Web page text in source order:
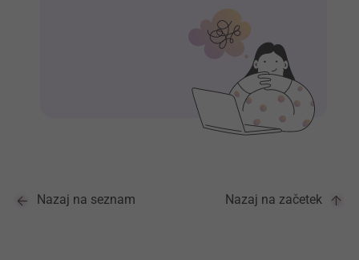
Nazaj na seznam Nazaj na začetek